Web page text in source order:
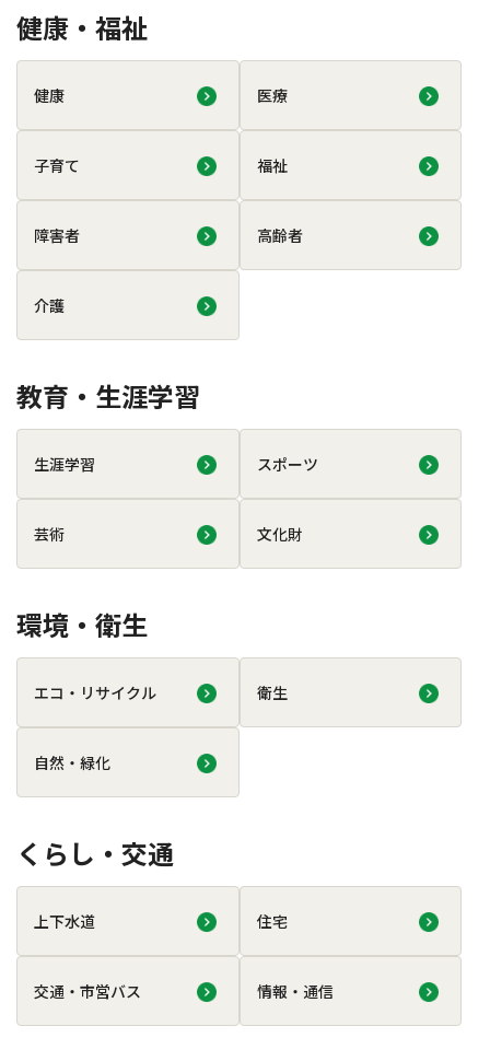
健康・福祉
健康 医療
子育て 福祉
障害者 高齢者
介護
教育・生涯学習
生涯学習 スポーツ
芸術 文化財
環境・衛生
エコ・リサイクル 衛生
自然・緑化
くらし・交通
上下水道 住宅
交通・市営バス 情報・通信